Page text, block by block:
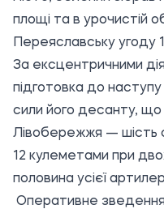
площі та в урочистій
Переяславську угоду
За ексцентричними
підготовка до
сили його десанту,
Лівобережжя — шість
12 кулеметами при
половина усієї
Оперативне